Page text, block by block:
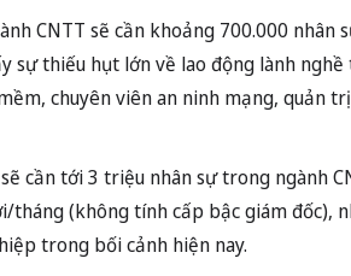
CNTT sẽ cần khoảng 700.000 nhân
sự thiếu hụt lớn về lao động lành
chuyên viên an ninh mạng, quản
cần tới 3 triệu nhân sự trong ngành
(không tính cấp bậc giám đốc),
trong bối cảnh hiện nay.